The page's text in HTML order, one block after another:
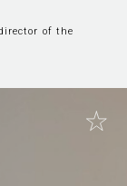
of the